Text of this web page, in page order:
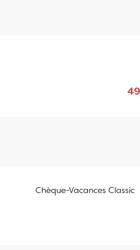
Chèque-Vacances Classic